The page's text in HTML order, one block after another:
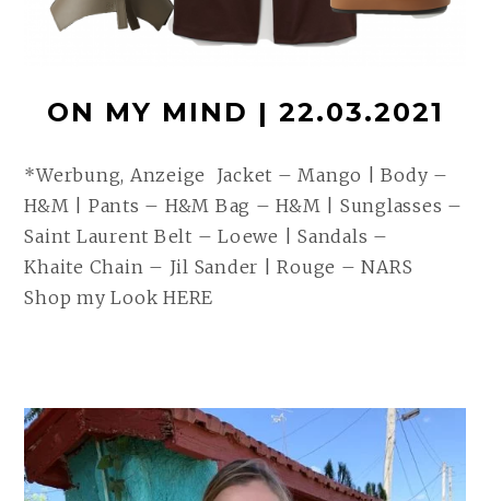
ON MY MIND | 22.03.2021
*Werbung, Anzeige Jacket – Mango | Body –
H&M | Pants – H&M Bag – H&M | Sunglasses –
Saint Laurent Belt – Loewe | Sandals –
Khaite Chain – Jil Sander | Rouge – NARS
Shop my Look HERE